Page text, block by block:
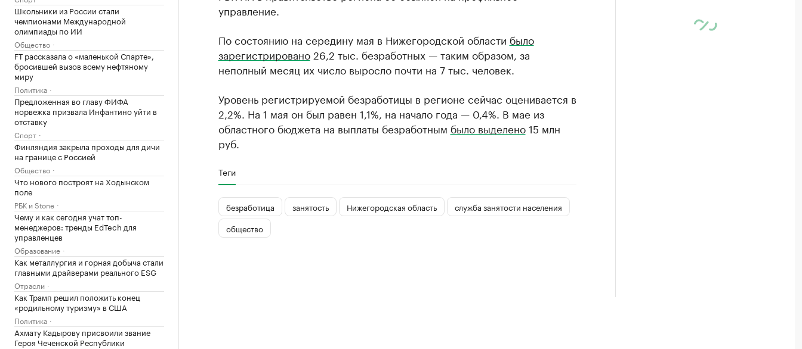
Школьники из России стали
чемпионами Международной
олимпиады по ИИ
Общество
FT рассказала о «маленькой Спарте»,
бросившей вызов всему нефтяному
миру
Политика
Предложенная во главу ФИФА
норвежка призвала Инфантино уйти в
отставку
Спорт
Финляндия закрыла проходы для дичи
на границе с Россией
Общество
Что нового построят на Ходынском
поле
РБК и Stone
Чему и как сегодня учат топ-
менеджеров: тренды EdTech для
управленцев
Образование
Как металлургия и горная добыча стали
главными драйверами реального ESG
Отрасли
Как Трамп решил положить конец
«родильному туризму» в США
Политика
Ахмату Кадырову присвоили звание
Героя Чеченской Республики
управление.
По состоянию на середину мая в Нижегородской области было
зарегистрировано26,2 тыс. безработных — таким образом, за
неполный месяц их число выросло почти на 7 тыс. человек.
Уровень регистрируемой безработицы в регионе сейчас оценивается в
2,2%. На 1 мая он был равен 1,1%, на начало года — 0,4%. В мае из
областного бюджета на выплаты безработным было выделено15 млн
руб.
Теги
безработица занятость Нижегородская область
служба занятости населения
общество